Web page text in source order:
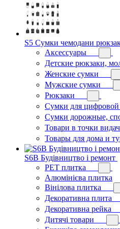
S5 Сумки чемодани
Аксессуары
Детские рюкзаки,
Женские сумки
Мужские сумки
Рюкзаки
Сумки для цифровой
Сумки дорожные,
Товари в точки
Товары для дома и
S6B Будівництво і ремонт
PЕT плитка
Алюмінієва плитка
Вінілова плитка
Декоративна плита
Декоративна рейка
Дитячі товари